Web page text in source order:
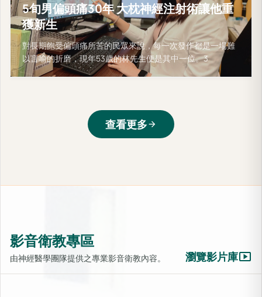
5旬男偏頭痛30年 大枕神經注射術讓他重
獲新生
對長期飽受偏頭痛所苦的民眾來說，每一次發作都是一場難
以言喻的折磨，現年53歲的林先生便是其中一位。3
查看更多arrow_forward
影音衛教專區
由神經醫學團隊提供之專業影音衛教內容。 瀏覽影片庫smart_display